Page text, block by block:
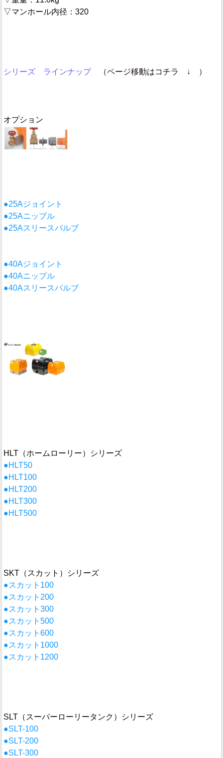
▽マンホール内径：320
シリーズ ラインナップ （ページ移動はコチラ ↓ ）
オプション
●25Aジョイント
●25Aニップル
●25Aスリースバルブ
●40Aジョイント
●40Aニップル
●40Aスリースバルブ
HLT（ホームローリー）シリーズ
●HLT50
●HLT100
●HLT200
●HLT300
●HLT500
SKT（スカット）シリーズ
●スカット100
●スカット200
●スカット300
●スカット500
●スカット600
●スカット1000
●スカット1200
SLT（スーパーローリータンク）シリーズ
●SLT-100
●SLT-200
●SLT-300